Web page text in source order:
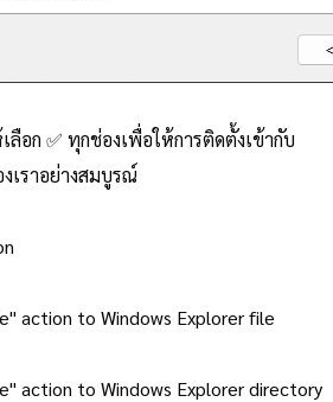
อก ✅ ทุกช่องเพื่อให้การติดตั้งเข้ากับ
เราอย่างสมบูรณ์
action to Windows Explorer file
action to Windows Explorer directory